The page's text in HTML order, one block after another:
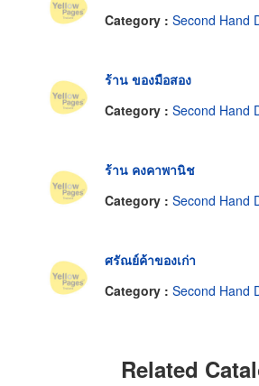
Category : Second Hand
ร้าน ของมือสอง
Category : Second Hand
ร้าน คงคาพานิช
Category : Second Hand
ศรัณย์ค้าของเก่า
Category : Second Hand
Related